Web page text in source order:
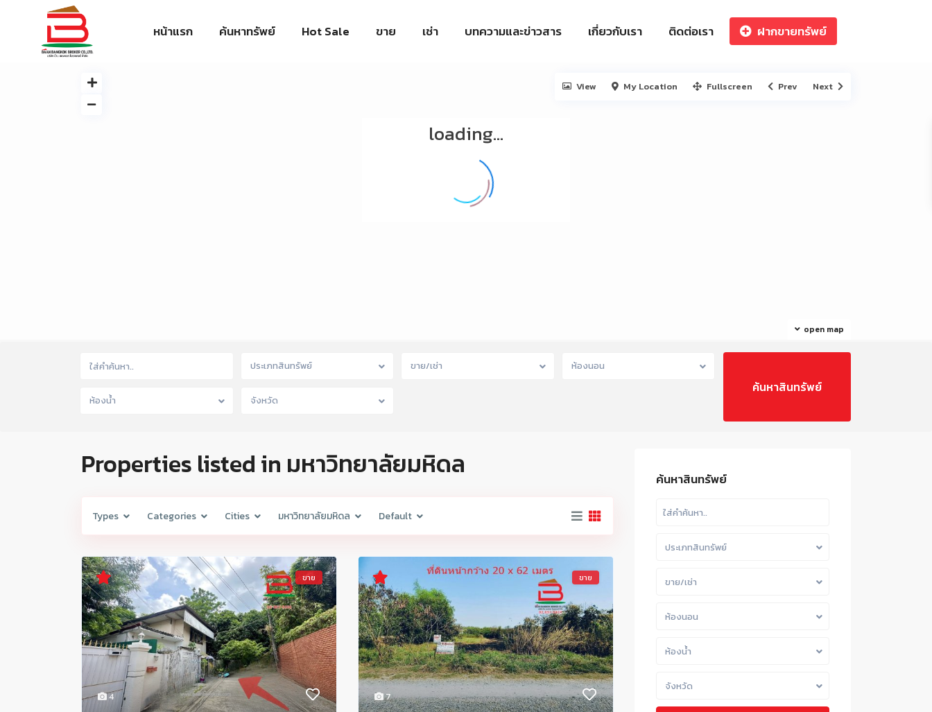
หน้าแรก ค้นหาทรัพย์ Hot Sale ขาย เช่า บทความและข่าวสาร เกี่ยวกับเรา ติดต่อเรา ฝากขายทรัพย์
loading...
open map
View My Location Fullscreen Prev Next
ประเภทสินทรัพย์ ขาย/เช่า ห้องนอน
ห้องน้ำ จังหวัด
Properties listed in มหาวิทยาลัยมหิดล
Types Categories Cities มหาวิทยาลัยมหิดล Default
4
ขาย
7
ขาย
ค้นหาสินทรัพย์
ประเภทสินทรัพย์
ขาย/เช่า
ห้องนอน
ห้องน้ำ
จังหวัด